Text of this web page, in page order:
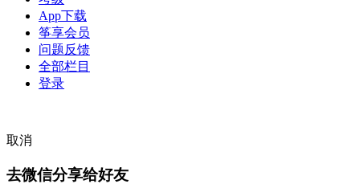
App下载
筝享会员
问题反馈
全部栏目
登录
取消
去微信分享给好友